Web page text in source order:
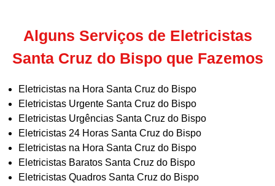
Alguns Serviços de Eletricistas
Santa Cruz do Bispo que Fazemos
Eletricistas na Hora Santa Cruz do Bispo
Eletricistas Urgente Santa Cruz do Bispo
Eletricistas Urgências Santa Cruz do Bispo
Eletricistas 24 Horas Santa Cruz do Bispo
Eletricistas na Hora Santa Cruz do Bispo
Eletricistas Baratos Santa Cruz do Bispo
Eletricistas Quadros Santa Cruz do Bispo